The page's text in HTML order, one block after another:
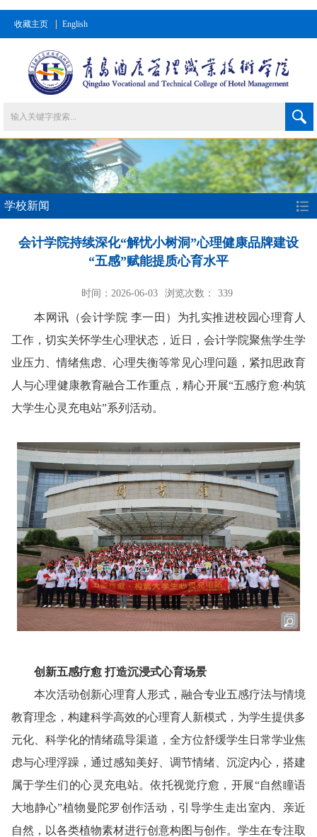
收藏主页 English
学校新闻
会计学院持续深化“解忧小树洞”心理健康品牌建设
“五感”赋能提质心育水平
时间：2026-06-03 浏览次数： 339
本网讯 （会计学院 李一田） 为扎实推进校园心理育人
工作，切实关怀学生心理状态，近日，会计学院聚焦学生学
业压力、情绪焦虑、心理失衡等常见心理问题，紧扣思政育
人与心理健康教育融合工作重点，精心开展“五感疗愈·构筑
大学生心灵充电站”系列活动。
创新五感疗愈 打造沉浸式心育场景
本次活动创新心理育人形式，融合专业五感疗法与情境
教育理念，构建科学高效的心理育人新模式，为学生提供多
元化、科学化的情绪疏导渠道，全方位舒缓学生日常学业焦
虑与心理浮躁，通过感知美好、调节情绪、沉淀内心，搭建
属于学生们的心灵充电站。依托视觉疗愈，开展“自然瞳语
大地静心”植物曼陀罗创作活动，引导学生走出室内、亲近
自然，以各类植物素材进行创意构图与创作。学生在专注取